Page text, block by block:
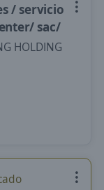
/ servicio
sac/
HOLDING